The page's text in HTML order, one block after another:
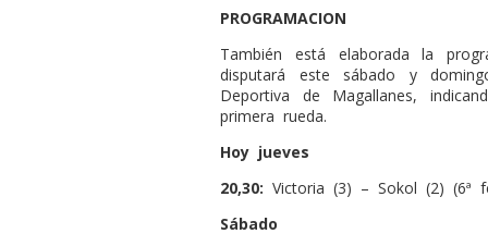
PROGRAMACION
También está elaborada la
disputará este sábado y
Deportiva de Magallanes,
primera rueda.
Hoy jueves
20,30: Victoria (3) – Sokol (2) (6ª
Sábado